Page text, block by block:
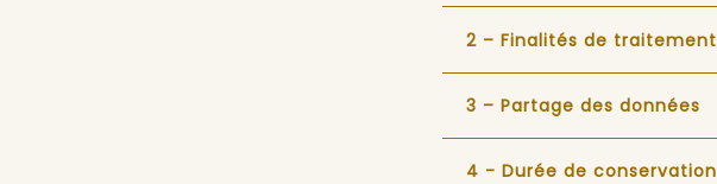
2 – Finalités de traitement
3 – Partage des données
4 - Durée de conservation